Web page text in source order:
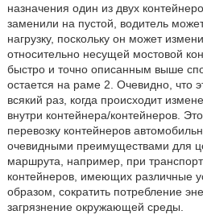
назначения один из двух
заменили на пустой, водитель
нагрузку, поскольку он может
относительно несущей мостовой
быстро и точно описанным выше
остается на раме 2. Очевидно, что
всякий раз, когда происходит
внутри контейнера/контейнеров.
перевозку контейнеров
очевидными преимуществами для
маршрута, например, при
контейнеров, имеющих различные
образом, сократить потребление
загрязнение окружающей среды.